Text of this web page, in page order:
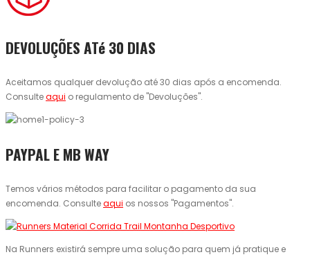
DEVOLUÇÕES ATé 30 DIAS
Aceitamos qualquer devolução até 30 dias após a encomenda.
Consulteaqui o regulamento de "Devoluções".
PAYPAL E MB WAY
Temos vários métodos para facilitar o pagamento da sua
encomenda. Consulteaqui os nossos "Pagamentos".
Na Runners existirá sempre uma solução para quem já pratique e